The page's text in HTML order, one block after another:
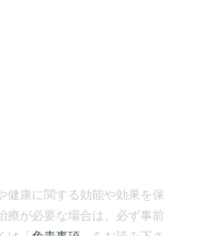
健康に関する効能や効果を保
療が必要な場合は、必ず事前